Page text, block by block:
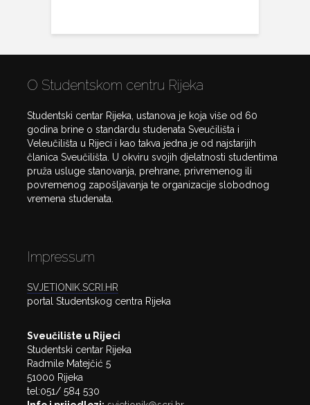
O Studentskom centru Rijeka
Studentski centar Rijeka, ustanova je koja više od 60
godina brine o standardu studenata Sveučilišta i
Veleučilišta u Rijeci i kao takva jedna je od najstarijih
članica Sveučilišta. U okviru svojih djelatnosti studentima
pruža usluge stanovanja, prehrane, privremenog ili
povremenog zapošljavanja te organizacije slobodnog
vremena studenata.
Impressum
SVJETIONIK.SCRI.HR
portal Studentskog centra Rijeka
Sveučilište u Rijeci
Studentski centar Rijeka
Radmile Matejčić 5
51000 Rijeka
tel:051/ 584 530